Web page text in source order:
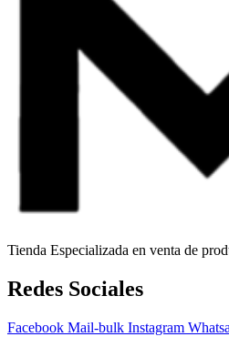
Tienda Especializada en venta de
Redes Sociales
Facebook Mail-bulk Instagram